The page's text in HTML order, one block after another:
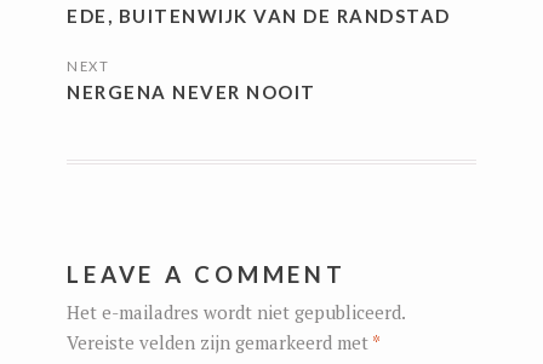
EDE, BUITENWIJK VAN DE RANDSTAD
NEXT
NERGENA NEVER NOOIT
LEAVE A COMMENT
Het e-mailadres wordt niet gepubliceerd.
Vereiste velden zijn gemarkeerd met *